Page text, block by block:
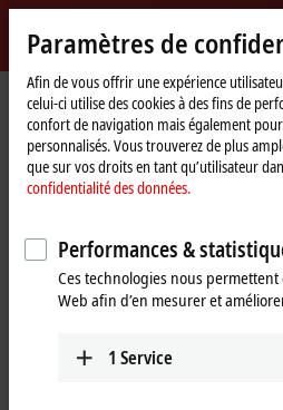
Beckhoff
-
New
Automation
Technology
Page
d'accueil
Products MX-System MCxxxx |
MCxxxx | IPC modules
Tabular product overview
classes
Paramètres de
Afin de vous offrir une expérience
celui-ci utilise des cookies à des fins de
confort de navigation mais également
personnalisés. Vous trouverez de plus
que sur vos droits en tant qu’utilisateur
confidentialité des données.
Performances &
Ces technologies nous permettent
Web afin d’en mesurer et
1 Service